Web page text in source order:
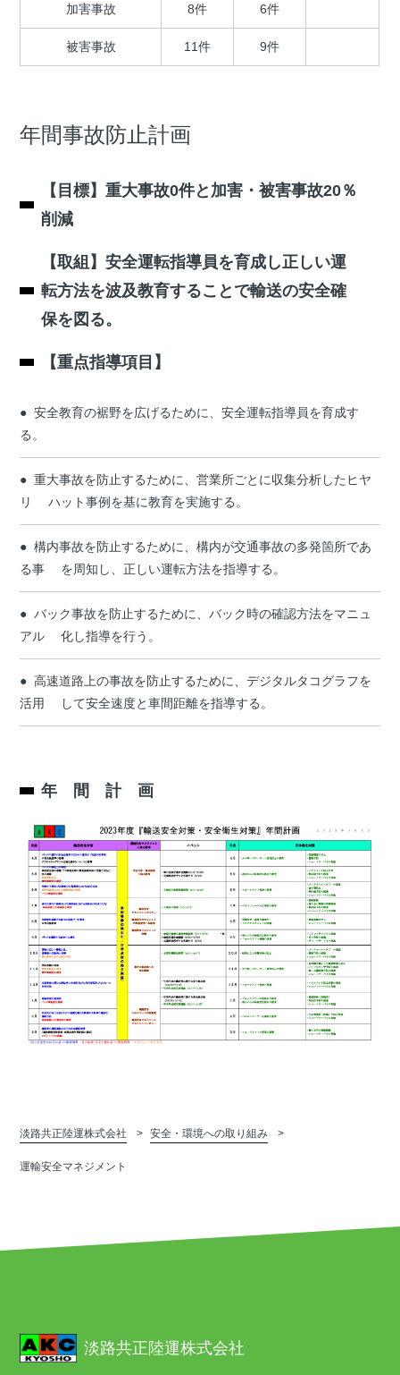
加害事故 8件 6件
被害事故 11件 9件
年間事故防止計画
【目標】重大事故0件と加害・被害事故20％
削減
【取組】安全運転指導員を育成し正しい運
転方法を波及教育することで輸送の安全確
保を図る。
【重点指導項目】
安全教育の裾野を広げるために、安全運転指導員を育成す
る。
重大事故を防止するために、営業所ごとに収集分析したヒヤ
リ ハット事例を基に教育を実施する。
構内事故を防止するために、構内が交通事故の多発箇所であ
る事 を周知し、正しい運転方法を指導する。
バック事故を防止するために、バック時の確認方法をマニュ
アル 化し指導を行う。
高速道路上の事故を防止するために、デジタルタコグラフを
活用 して安全速度と車間距離を指導する。
年 間 計 画
淡路共正陸運株式会社 安全・環境への取り組み
運輸安全マネジメント
淡路共正陸運株式会社